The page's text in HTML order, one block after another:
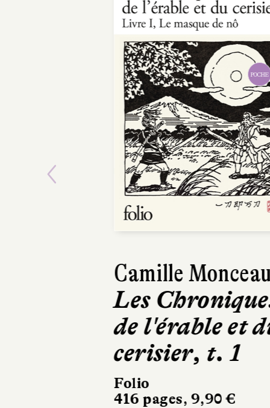
POCHE
Camille
Les
de l'érable et
cerisier, t. 1
Folio
416 pages, 9,90 €
Previous